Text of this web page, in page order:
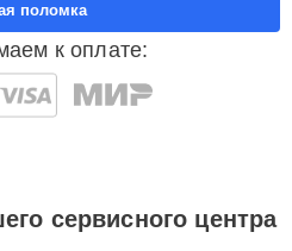
к оплате:
поломка
сервисного центра